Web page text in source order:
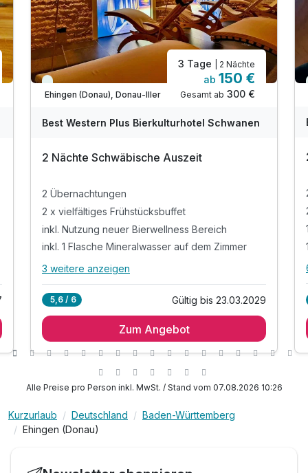
Immer verfügbar
Ehingen (Donau), Donau-Iller
3 Tage | 2 Nächte
ab 150 €
Gesamt ab 300 €
Best Western Plus Bierkulturhotel Schwanen
2 Nächte Schwäbische Auszeit
2 Übernachtungen
2 x vielfältiges Frühstücksbuffet
inkl. Nutzung neuer Bierwellness Bereich
inkl. 1 Flasche Mineralwasser auf dem Zimmer
Alle Inklusivleistungen
2 x vielfältiges Frühstücksbuffet
inkl. Kaffee / Tee auf dem Zimmer
inkl. WLAN
3 weitere anzeigen
5,6 / 6 Gültig bis 23.03.2029
Zum Angebot
Alle Preise pro Person inkl. MwSt. / Stand vom 07.08.2026 10:26
Kurzurlaub Deutschland
Baden-Württemberg
Ehingen (Donau)